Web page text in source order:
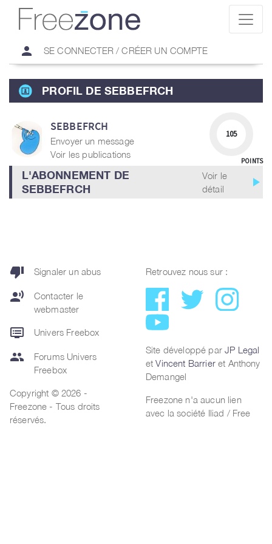
person SE CONNECTER / CRÉER UN COMPTE
PROFIL DE SEBBEFRCH
SEBBEFRCH
Envoyer un message
Voir les publications
105
POINTS
L'ABONNEMENT DE
SEBBEFRCH
Voir le
détail
play_arrow
thumb_down Signaler un abus
record_voice_over
Contacter le
webmaster
dvr Univers Freebox
group
Forums Univers
Freebox
Copyright © 2026 -
Freezone - Tous droits
réservés.
Retrouvez nous sur :
Site développé parJP Legal
etVincent Barrieret Anthony
Demangel
Freezone n'a aucun lien
avec la société Iliad / Free